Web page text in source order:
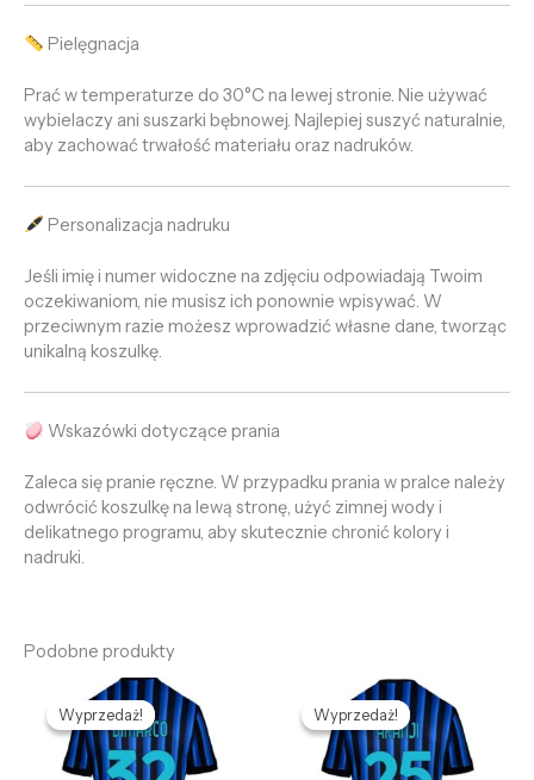
Pielęgnacja
Prać w temperaturze do 30°C na lewej stronie. Nie używać
wybielaczy ani suszarki bębnowej. Najlepiej suszyć naturalnie,
aby zachować trwałość materiału oraz nadruków.
Personalizacja nadruku
Jeśli imię i numer widoczne na zdjęciu odpowiadają Twoim
oczekiwaniom, nie musisz ich ponownie wpisywać. W
przeciwnym razie możesz wprowadzić własne dane, tworząc
unikalną koszulkę.
Wskazówki dotyczące prania
Zaleca się pranie ręczne. W przypadku prania w pralce należy
odwrócić koszulkę na lewą stronę, użyć zimnej wody i
delikatnego programu, aby skutecznie chronić kolory i
nadruki.
Podobne produkty
Wyprzedaż!
Wyprzedaż!
Pierwotna
cena
wynosiła:
469,85 zł.
Aktualna
cena
wynosi:
132,69 zł.
Wyprzedaż!
Wyprzedaż!
Pierwotna
cena
wynosiła:
469,85 zł.
Aktualna
cena
wynosi:
132,69 zł.